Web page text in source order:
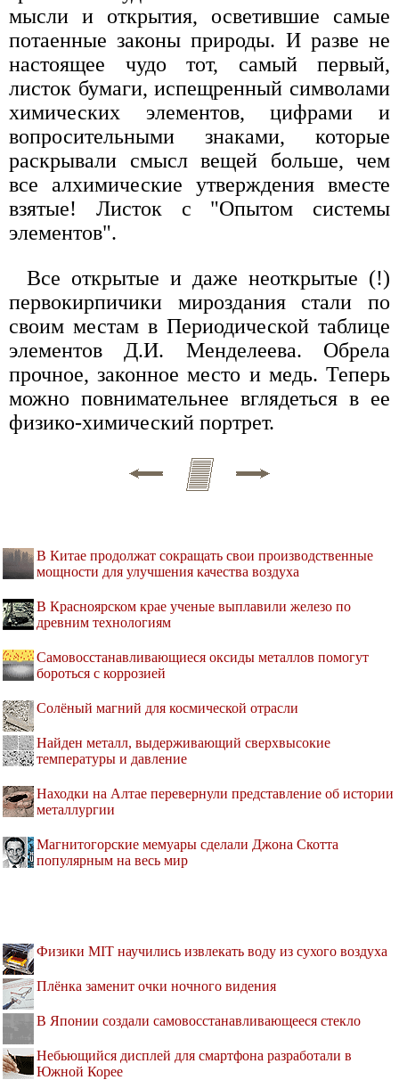
мысли и открытия, осветившие самые
потаенные законы природы. И разве не
настоящее чудо тот, самый первый,
листок бумаги, испещренный символами
химических элементов, цифрами и
вопросительными знаками, которые
раскрывали смысл вещей больше, чем
все алхимические утверждения вместе
взятые! Листок с "Опытом системы
элементов".
Все открытые и даже неоткрытые (!)
первокирпичики мироздания стали по
своим местам в Периодической таблице
элементов Д.И. Менделеева. Обрела
прочное, законное место и медь. Теперь
можно повнимательнее вглядеться в ее
физико-химический портрет.
В Китае продолжат сокращать свои производственные
мощности для улучшения качества воздуха
В Красноярском крае ученые выплавили железо по
древним технологиям
Самовосстанавливающиеся оксиды металлов помогут
бороться с коррозией
Солёный магний для космической отрасли
Найден металл, выдерживающий сверхвысокие
температуры и давление
Находки на Алтае перевернули представление об истории
металлургии
Магнитогорские мемуары сделали Джона Скотта
популярным на весь мир
Физики MIT научились извлекать воду из сухого воздуха
Плёнка заменит очки ночного видения
В Японии создали самовосстанавливающееся стекло
Небьющийся дисплей для смартфона разработали в
Южной Корее